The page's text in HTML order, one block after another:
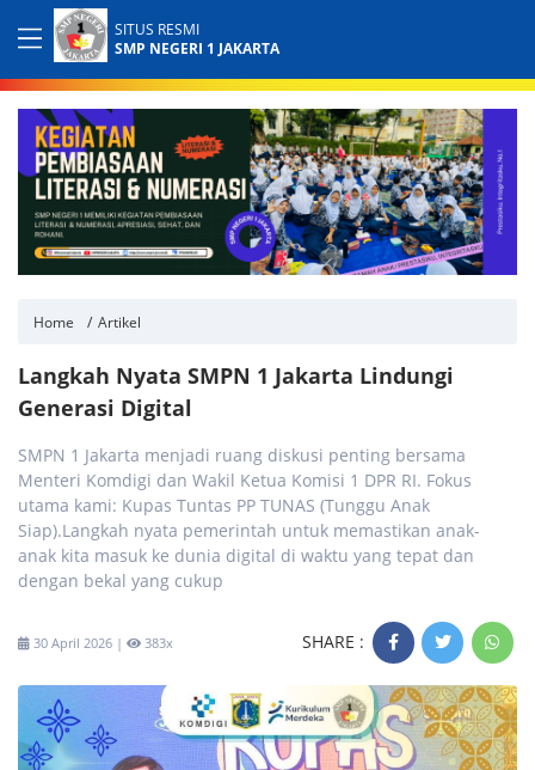
SITUS RESMI
SMP NEGERI 1 JAKARTA
Home Artikel
Langkah Nyata SMPN 1 Jakarta Lindungi
Generasi Digital
SMPN 1 Jakarta menjadi ruang diskusi penting bersama
Menteri Komdigi dan Wakil Ketua Komisi 1 DPR RI. Fokus
utama kami: Kupas Tuntas PP TUNAS (Tunggu Anak
Siap).Langkah nyata pemerintah untuk memastikan anak-
anak kita masuk ke dunia digital di waktu yang tepat dan
dengan bekal yang cukup
30 April 2026 | 383x SHARE :